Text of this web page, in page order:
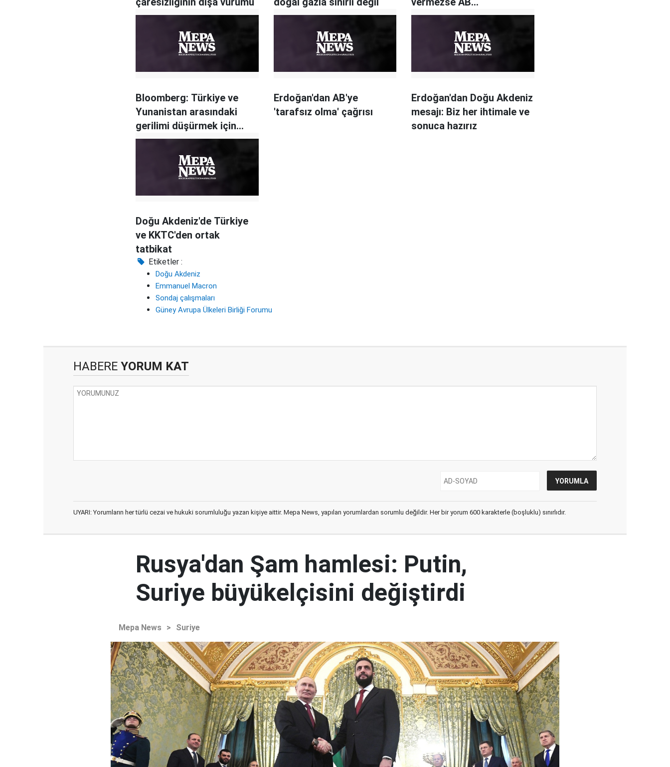
yaptırımlarına maruz kalır
Bloomberg: Türkiye ve
Yunanistan arasındaki
gerilimi düşürmek için
Merkel araya girmeli
Erdoğan'dan AB'ye
'tarafsız olma' çağrısı
Erdoğan'dan Doğu Akdeniz
mesajı: Biz her ihtimale ve
sonuca hazırız
Doğu Akdeniz'de Türkiye
ve KKTC'den ortak
tatbikat
Etiketler :
Doğu Akdeniz
Emmanuel Macron
Sondaj çalışmaları
Güney Avrupa Ülkeleri Birliği Forumu
HABERE YORUM KAT
UYARI: Yorumların her türlü cezai ve hukuki sorumluluğu yazan kişiye aittir. Mepa News, yapılan yorumlardan sorumlu değildir. Her bir yorum 600 karakterle (boşluklu) sınırlıdır.
Rusya'dan Şam hamlesi: Putin,
Suriye büyükelçisini değiştirdi
Mepa News > Suriye